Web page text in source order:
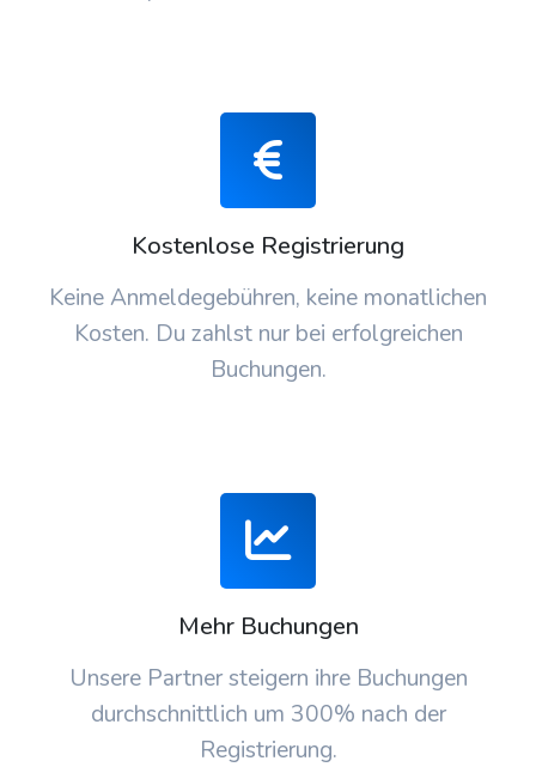
Kostenlose Registrierung
Keine Anmeldegebühren, keine monatlichen
Kosten. Du zahlst nur bei erfolgreichen
Buchungen.
Mehr Buchungen
Unsere Partner steigern ihre Buchungen
durchschnittlich um 300% nach der
Registrierung.